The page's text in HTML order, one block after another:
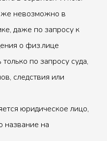
же невозможно в
даже по запросу к
о физ.лице
по запросу суда,
следствия или
юридическое лицо,
название на